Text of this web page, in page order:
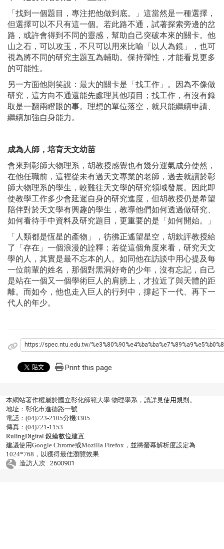
「找到一個題目，專注把他做到底。」這當然是一種選擇，
但選擇可以不只有這一個。若此路不通，試著探索旁邊的岔
路，或許會得到不同的靈感，幫助自己突破本來的關卡。他
山之石，可以攻玉，不只可以用來比喻「以人為鏡」，也可
視為將不同的研究主題互為輔助。保持彈性，才能看見更多
的可能性。
另一方面他則笑說：最大的關卡是「找工作」。因為不像做
研究，這方向不通還能先處理其他項目；找工作，有沒有錄
取是一翻兩瞪眼的事。理想的單位落空，就只能繼續申請、
繼續加強自身能力。
成為人師， 培育天文幼苗
會來到彰師大物理系，胡教授感覺也有幾分運氣成分使然，
在他任職前，這裡從未有過天文專業的老師，過去就讀於彰
師大物理系的學生，較難往天文學的研究領域發展。因此即
使教學工作多少會延遲自身的研究進度，但胡教授仍是希望
陪伴對於天文學有興趣的學生，教導他們如何透過做研究、
如何看待手中資料及研究題目，更重要的是「如何開始。」
「人類都是恆星的產物」，彷彿正遙望星空，胡欽評教授給
了「存在」一個浪漫的詮釋；若從這個角度來看，研究天文
學的人，其實是最不忘本的人。如同他在訪談中用心提及每
一位前輩的姓名，那個對黑洞好奇的少年，沒有忘記，自己
是站在一個又一個學術巨人的肩膀上，才拉近了與天體的距
離。而如今，他也走入巨人的行列中，撐起下一代、再下一
代人的年少。
https://spec.ntu.edu.tw/
Print this page
本網站著作權屬於國立彰化師範大學 物理學系，請詳見使用規則 。
地址：彰化市進德路一號
電話：(04)723-2105分機3305
傳真：(04)721-1153
RulingDigital 銳綸數位建置
建議使用Google Chrome或Mozilla Firefox，並將螢幕解析度設定為
1024*768，以獲得最佳瀏覽效果
造訪人次 : 2600901